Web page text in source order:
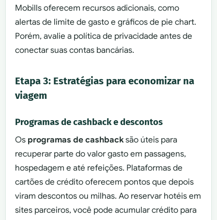
Mobills oferecem recursos adicionais, como
alertas de limite de gasto e gráficos de pie chart.
Porém, avalie a política de privacidade antes de
conectar suas contas bancárias.
Etapa 3: Estratégias para economizar na
viagem
Programas de cashback e descontos
Os programas de cashbacksão úteis para
recuperar parte do valor gasto em passagens,
hospedagem e até refeições. Plataformas de
cartões de crédito oferecem pontos que depois
viram descontos ou milhas. Ao reservar hotéis em
sites parceiros, você pode acumular crédito para